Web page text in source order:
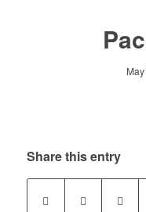
Share this entry